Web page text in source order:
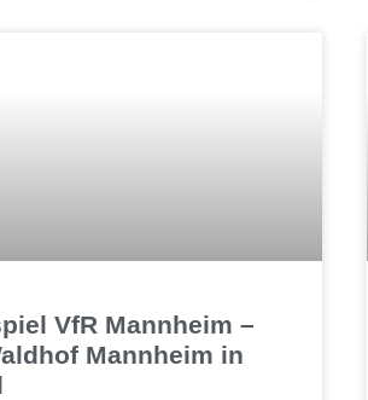
VfR Mannheim –
Mannheim in